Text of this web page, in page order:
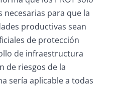
necesarias para que la
productivas sean
de protección
de infraestructura
de riesgos de la
sería aplicable a todas